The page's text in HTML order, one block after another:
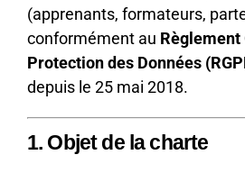
(apprenants, formateurs,
conformément au Règlement
Protection des Données
depuis le 25 mai 2018.
1. Objet de la charte